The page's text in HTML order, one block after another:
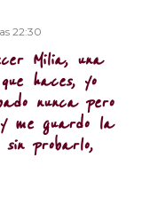
22:30
Milia, una
haces, yo
nunca pero
me guardo la
probarlo,